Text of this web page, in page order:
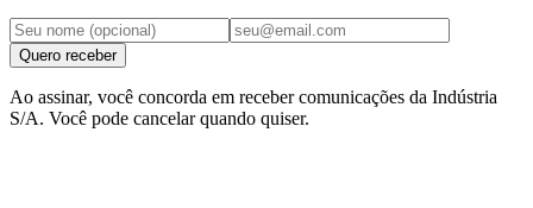
Quero receber
Ao assinar, você concorda em receber comunicações da Indústria
S/A. Você pode cancelar quando quiser.